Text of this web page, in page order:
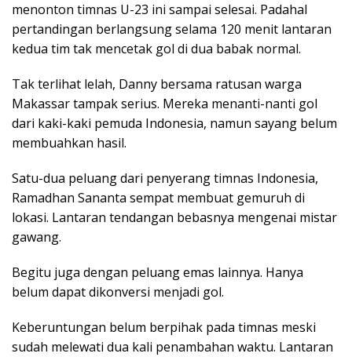
menonton timnas U-23 ini sampai selesai. Padahal
pertandingan berlangsung selama 120 menit lantaran
kedua tim tak mencetak gol di dua babak normal.
Tak terlihat lelah, Danny bersama ratusan warga
Makassar tampak serius. Mereka menanti-nanti gol
dari kaki-kaki pemuda Indonesia, namun sayang belum
membuahkan hasil.
Satu-dua peluang dari penyerang timnas Indonesia,
Ramadhan Sananta sempat membuat gemuruh di
lokasi. Lantaran tendangan bebasnya mengenai mistar
gawang.
Begitu juga dengan peluang emas lainnya. Hanya
belum dapat dikonversi menjadi gol.
Keberuntungan belum berpihak pada timnas meski
sudah melewati dua kali penambahan waktu. Lantaran